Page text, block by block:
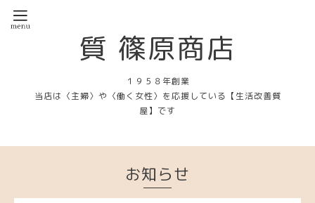
質 篠原商店
１９５８年創業
当店は〈主婦〉や〈働く女性〉を応援している【生活改善質
屋】です
お知らせ